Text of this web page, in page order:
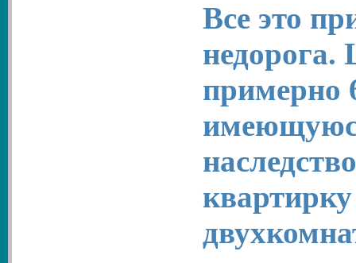
Все это
недорога.
примерно